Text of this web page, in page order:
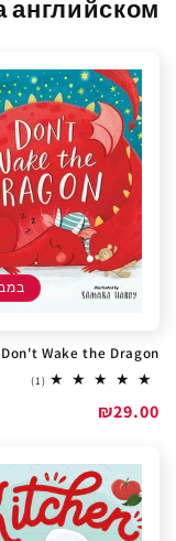
английском
Don't Wake the Dragon
(1)
1
מחיר
₪29.00